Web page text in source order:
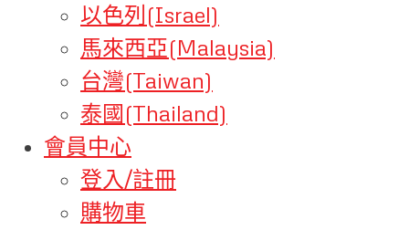
以色列(Israel)
馬來西亞(Malaysia)
台灣(Taiwan)
泰國(Thailand)
會員中心
登入/註冊
購物車